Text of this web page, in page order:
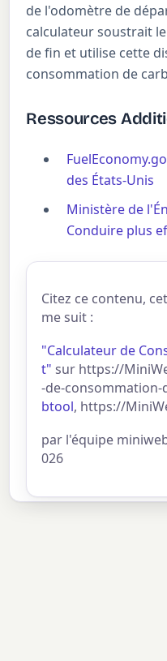
de l'odomètre de
calculateur soustrait
de fin et utilise cette
consommation de
Ressources
des États-Unis
Ministère de
Conduire plus
Citez ce contenu,
me suit :
"Calculateur de
t" sur https://
-de-
btool, https://
par l'équipe
026